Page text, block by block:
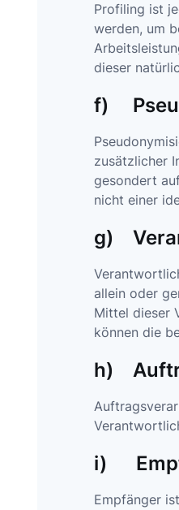
Profiling ist
werden, um
dieser
f)
zusätzlicher
gesondert
nicht einer
g)
allein oder
Mittel dieser
können die
h)
i)
Empfänger